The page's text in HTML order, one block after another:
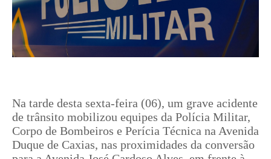
Na tarde desta sexta-feira (06), um grave acidente
de trânsito mobilizou equipes da Polícia Militar,
Corpo de Bombeiros e Perícia Técnica na Avenida
Duque de Caxias, nas proximidades da conversão